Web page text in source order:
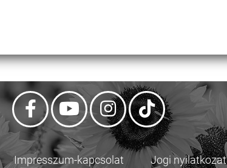
Impresszum-kapcsolat Jogi nyilatkozat